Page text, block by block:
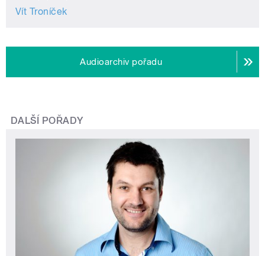
Vít Troníček
Audioarchiv pořadu
DALŠÍ POŘADY